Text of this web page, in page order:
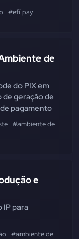
#efí pay
de
do PIX em
geração de
pagamento
#ambiente de
e
IP para
#ambiente de